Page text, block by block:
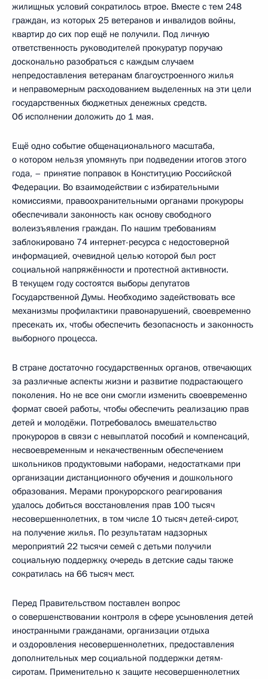
жилищных условий сократилось втрое. Вместе с тем 248
граждан, из которых 25 ветеранов и инвалидов войны,
квартир до сих пор ещё не получили. Под личную
ответственность руководителей прокуратур поручаю
досконально разобраться с каждым случаем
непредоставления ветеранам благоустроенного жилья
и неправомерным расходованием выделенных на эти цели
государственных бюджетных денежных средств.
Об исполнении доложить до 1 мая.
Ещё одно событие общенационального масштаба,
о котором нельзя упомянуть при подведении итогов этого
года, – принятие поправок в Конституцию Российской
Федерации. Во взаимодействии с избирательными
комиссиями, правоохранительными органами прокуроры
обеспечивали законность как основу свободного
волеизъявления граждан. По нашим требованиям
заблокировано 74 интернет-ресурса с недостоверной
информацией, очевидной целью которой был рост
социальной напряжённости и протестной активности.
В текущем году состоятся выборы депутатов
Государственной Думы. Необходимо задействовать все
механизмы профилактики правонарушений, своевременно
пресекать их, чтобы обеспечить безопасность и законность
выборного процесса.
В стране достаточно государственных органов, отвечающих
за различные аспекты жизни и развитие подрастающего
поколения. Но не все они смогли изменить своевременно
формат своей работы, чтобы обеспечить реализацию прав
детей и молодёжи. Потребовалось вмешательство
прокуроров в связи с невыплатой пособий и компенсаций,
несвоевременным и некачественным обеспечением
школьников продуктовыми наборами, недостатками при
организации дистанционного обучения и дошкольного
образования. Мерами прокурорского реагирования
удалось добиться восстановления прав 100 тысяч
несовершеннолетних, в том числе 10 тысяч детей-сирот,
на получение жилья. По результатам надзорных
мероприятий 22 тысячи семей с детьми получили
социальную поддержку, очередь в детские сады также
сократилась на 66 тысяч мест.
Перед Правительством поставлен вопрос
о совершенствовании контроля в сфере усыновления детей
иностранными гражданами, организации отдыха
и оздоровления несовершеннолетних, предоставления
дополнительных мер социальной поддержки детям-
сиротам. Применительно к защите несовершеннолетних